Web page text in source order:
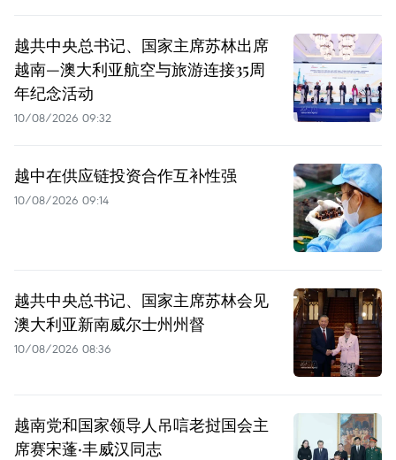
越共中央总书记、国家主席苏林出席
越南—澳大利亚航空与旅游连接35周
年纪念活动
10/08/2026 09:32
越中在供应链投资合作互补性强
10/08/2026 09:14
越共中央总书记、国家主席苏林会见
澳大利亚新南威尔士州州督
10/08/2026 08:36
越南党和国家领导人吊唁老挝国会主
席赛宋蓬·丰威汉同志